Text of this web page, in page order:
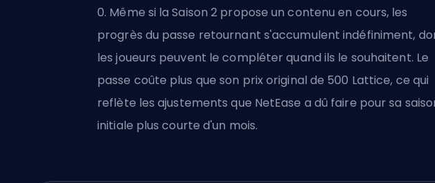
0. Même si la Saison 2 propose un contenu en cours, les
progrès du passe retournant s'accumulent indéfiniment,
les joueurs peuvent le compléter quand ils le souhaitent. Le
passe coûte plus que son prix original de 500 Lattice, ce qui
reflète les ajustements que NetEase a dû faire pour sa
initiale plus courte d'un mois.